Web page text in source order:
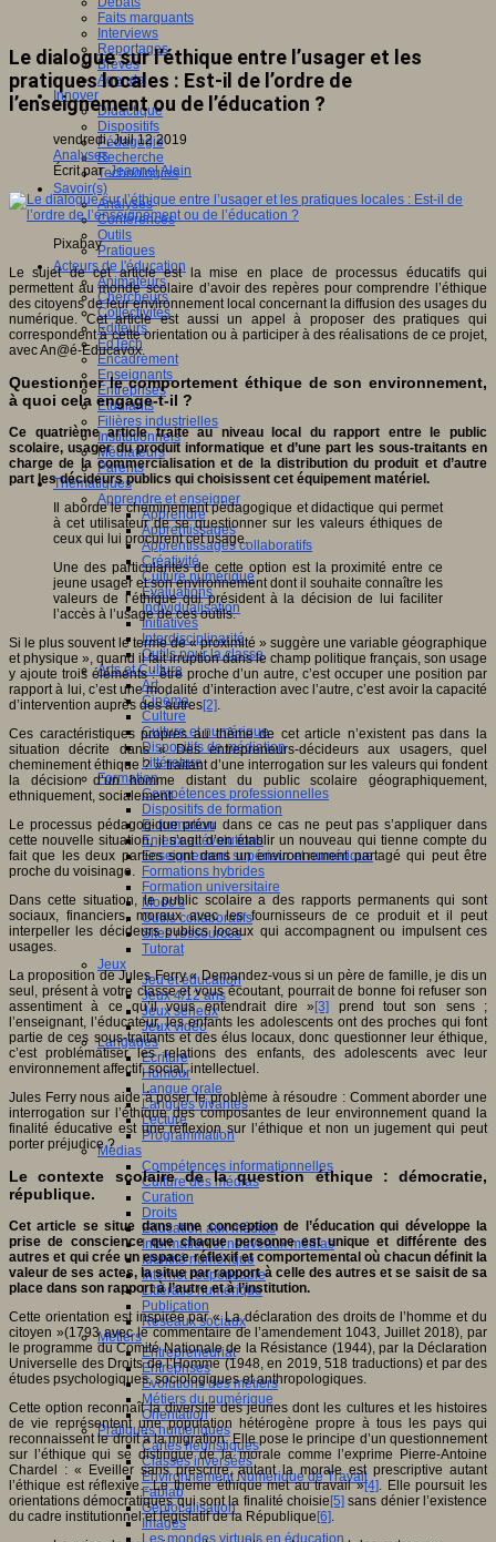
Faits marquants
Interviews
Reportages
Brèves
Agenda
Innover
Didactique
Dispositifs
Pédagogie
Recherche
Technologies
Savoir(s)
Analyses
Conférences
Outils
Pratiques
Acteurs de l'éducation
Animateurs
Chercheurs
Collectivités
Editeurs
EdTech
Encadrement
Enseignants
Entreprises
Etudiants
Filières industrielles
Institutionnels
Médiateurs
Parents
Thématiques
Apprendre et enseigner
Apprendre
Apprentissages
Apprentissages collaboratifs
Créativité
Culture numérique
Evaluations
Individualisation
Initiatives
Interdisciplinarité
Outils pour la classe
Arts et Culture
Art
Cinéma
Culture
Culture et numérique
Dispositifs de médiation
Littérature
Formation
Compétences professionnelles
Dispositifs de formation
E- formation
Enjeux et évolutions
Enseignement supérieur et numérique
Formations hybrides
Formation universitaire
Mooc’s
Outils collaboratifs
Sites ressources
Tutorat
Jeux
Jeu et éducation
Jeux 4/12 ans
Jeux sérieux
Jeux vidéo
Langages
Ecriture
Humour
Langue orale
Langues vivantes
Lecture
Programmation
Médias
Compétences informationnelles
Culture des médias
Curation
Droits
Education aux médias
Information et nouveaux médias
Identité numérique
Internet responsable
Littératie numérique
Publication
Réseaux sociaux
Métiers
Entrepreneuriat
Entreprises
Evolutions des métiers
Métiers du numérique
Orientation
Pratiques numériques
Cartes heuristiques
Classes inversées
Environnement Numérique de Travail
Fablab
Géolocalisation
Images
Les mondes virtuels en éducation
Le dialogue sur l’éthique entre l’usager et les
pratiques locales : Est-il de l’ordre de
l’enseignement ou de l’éducation ?
vendredi, Juil 12 2019
Analyses
Écrit parJeannel Alain
Pixabay
Le sujet de cet article est la mise en place de processus éducatifs qui
permettent au monde scolaire d’avoir des repères pour comprendre l’éthique
des citoyens de leur environnement local concernant la diffusion des usages du
numérique. Cet article est aussi un appel à proposer des pratiques qui
correspondent à cette orientation ou à participer à des réalisations de ce projet,
avec An@é-Educavox.
Questionner le comportement éthique de son environnement,
à quoi cela engage-t-il ?
Ce quatrième article traite au niveau local du rapport entre le public
scolaire, usager du produit informatique et d’une part les sous-traitants en
charge de la commercialisation et de la distribution du produit et d’autre
part les décideurs publics qui choisissent cet équipement matériel.
Il aborde le cheminement pédagogique et didactique qui permet
à cet utilisateur de se questionner sur les valeurs éthiques de
ceux qui lui procurent cet usage.
Une des particularités de cette option est la proximité entre ce
jeune usager et son environnement dont il souhaite connaître les
valeurs de l’éthique qui président à la décision de lui faciliter
l’accès à l’usage de ces outils.
Si le plus souvent le terme de « proximité » suggère une variable géographique
et physique », quand il fait irruption dans le champ politique français, son usage
y ajoute trois éléments : être proche d’un autre, c’est occuper une position par
rapport à lui, c’est une modalité d’interaction avec l’autre, c’est avoir la capacité
d’intervention auprès des autres[2].
Ces caractéristiques propres au thème de cet article n’existent pas dans la
situation décrite dans « Des entrepreneurs-décideurs aux usagers, quel
cheminement éthique ? » traitant d’une interrogation sur les valeurs qui fondent
la décision d’un homme distant du public scolaire géographiquement,
ethniquement, socialement.
Le processus pédagogique prévu dans ce cas ne peut pas s’appliquer dans
cette nouvelle situation, il s’agit d’en établir un nouveau qui tienne compte du
fait que les deux parties sont dans un environnement partagé qui peut être
proche du voisinage.
Dans cette situation, le public scolaire a des rapports permanents qui sont
sociaux, financiers, moraux avec les fournisseurs de ce produit et il peut
interpeller les décideurs publics locaux qui accompagnent ou impulsent ces
usages.
La proposition de Jules Ferry « Demandez-vous si un père de famille, je dis un
seul, présent à votre classe et vous écoutant, pourrait de bonne foi refuser son
assentiment à ce qu’il vous entendrait dire » [3] prend tout son sens ;
l’enseignant, l’éducateur, les enfants les adolescents ont des proches qui font
partie de ces sous-traitants et des élus locaux, donc questionner leur éthique,
c’est problématiser les relations des enfants, des adolescents avec leur
environnement affectif, social, intellectuel.
Jules Ferry nous aide à poser le problème à résoudre : Comment aborder une
interrogation sur l’éthique des composantes de leur environnement quand la
finalité éducative est une réflexion sur l’éthique et non un jugement qui peut
porter préjudice ?
Le contexte scolaire de la question éthique : démocratie,
république.
Cet article se situe dans une conception de l’éducation qui développe la
prise de conscience que chaque personne est unique et différente des
autres et qui crée un espace réflexif et comportemental où chacun définit la
valeur de ses actes, la situe par rapport à celle des autres et se saisit de sa
place dans son rapport à l’autre et à l’institution.
Cette orientation est inspirée par « La déclaration des droits de l’homme et du
citoyen »(1793 avec le commentaire de l’amendement 1043, Juillet 2018), par
le programme du Comité Nationale de la Résistance (1944), par la Déclaration
Universelle des Droits de l’Homme (1948, en 2019, 518 traductions) et par des
études psychologiques, sociologiques et anthropologiques.
Cette option reconnaît la diversité des jeunes dont les cultures et les histoires
de vie représentent une population hétérogène propre à tous les pays qui
reconnaissent le droit à la migration. Elle pose le principe d’un questionnement
sur l’éthique qui se distingue de la morale comme l’exprime Pierre-Antoine
Chardel : « Eveiller sans prescrire, autant la morale est prescriptive autant
l’éthique est réflexive…Le thème éthique met au travail »[4]. Elle poursuit les
orientations démocratiques qui sont la finalité choisie [5] sans dénier l’existence
du cadre institutionnel et législatif de la République [6].